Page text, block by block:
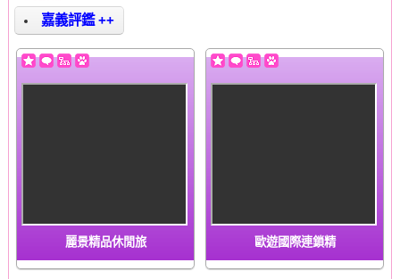
嘉義評鑑 ++
麗景精品休閒旅 歐遊國際連鎖精